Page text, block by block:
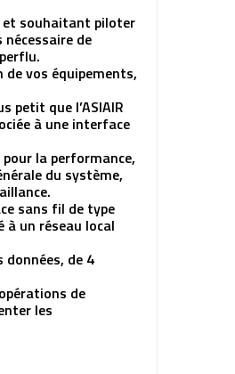
et souhaitant piloter
de
de vos équipements,
petit que l’ASIAIR
à une interface
la performance,
du système,
sans fil de type
un réseau local
de 4
de
les